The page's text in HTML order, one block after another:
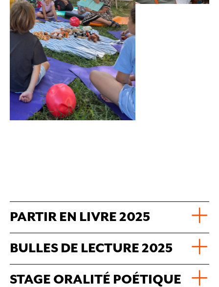
PARTIR EN LIVRE 2025
BULLES DE LECTURE 2025
STAGE ORALITÉ POÉTIQUE